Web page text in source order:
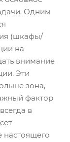
Одним
(шкафы/
на
внимание
Эти
зона,
фактор
в
настоящего